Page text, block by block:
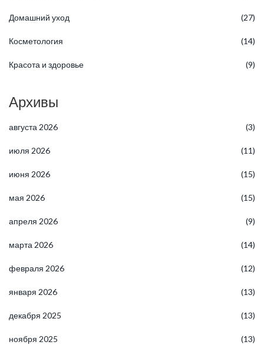
Домашний уход (27)
Косметология (14)
Красота и здоровье (9)
Архивы
августа 2026 (3)
июля 2026 (11)
июня 2026 (15)
мая 2026 (15)
апреля 2026 (9)
марта 2026 (14)
февраля 2026 (12)
января 2026 (13)
декабря 2025 (13)
ноября 2025 (13)